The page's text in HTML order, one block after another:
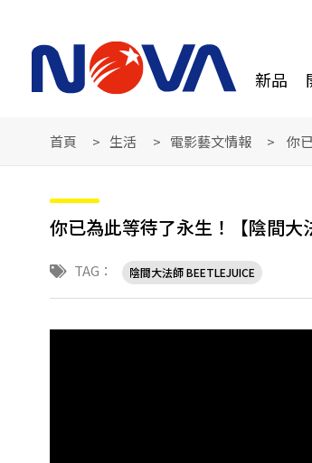
新品
首頁 生活 電影藝文情報 你
你已為此等待了永生！【陰間
TAG： 陰間大法師 BEETLEJUICE